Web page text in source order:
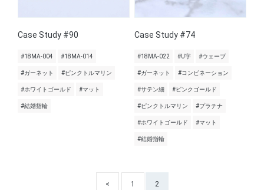
Case Study #90
#18MA-004 #18MA-014
#ガーネット #ピンクトルマリン
#ホワイトゴールド #マット
#結婚指輪
Case Study #74
#18MA-022 #U字 #ウェーブ
#ガーネット #コンビネーション
#サテン細 #ピンクゴールド
#ピンクトルマリン #プラチナ
#ホワイトゴールド #マット
#結婚指輪
< 1 2